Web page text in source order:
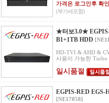
가격은 로그인후 확인
(부가세포함)
★터보3.0★
B1+1TB HDD
HD-TVI & AHD &
사용이 가능한
일시품절
EGPIS-RED EGS-
[NE17058]